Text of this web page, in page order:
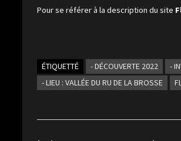
Pour se référer à la description du site
ÉTIQUETTÉ - DÉCOUVERTE 2022 -
- LIEU : VALLÉE DU RU DE LA BROSSE